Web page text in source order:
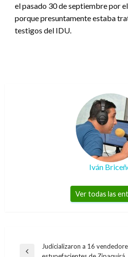
el pasado 30 de septiembre por
porque presuntamente estaba
testigos del IDU.
Iván
Ver todas las
Navegación
Entrada
Judicializaron a 16